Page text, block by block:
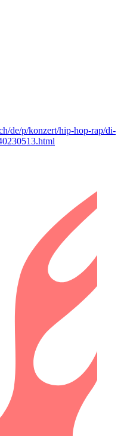
de/p/konzert/hip-hop-rap/di-